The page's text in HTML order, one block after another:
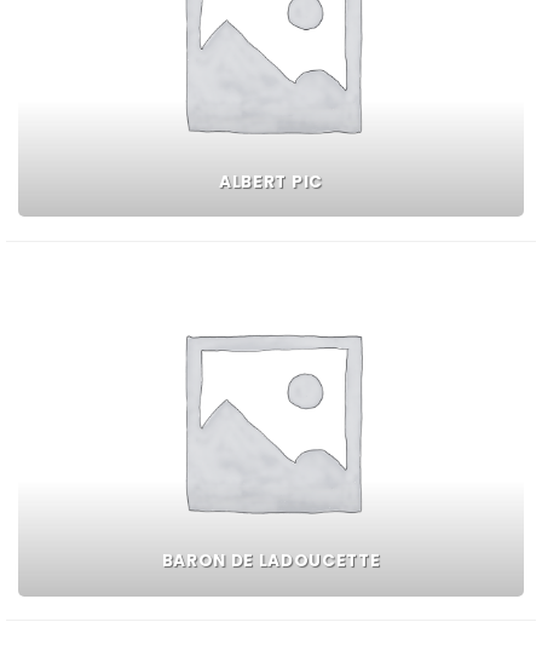
ALBERT PIC
BARON DE LADOUCETTE